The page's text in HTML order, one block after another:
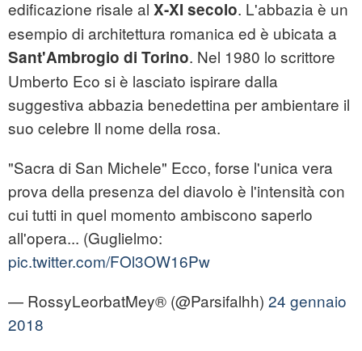
edificazione risale al X-XI secolo. L'abbazia è un
esempio di architettura romanica ed è ubicata a
Sant'Ambrogio di Torino. Nel 1980 lo scrittore
Umberto Eco si è lasciato ispirare dalla
suggestiva abbazia benedettina per ambientare il
suo celebre Il nome della rosa.
"Sacra di San Michele" Ecco, forse l'unica vera
prova della presenza del diavolo è l'intensità con
cui tutti in quel momento ambiscono saperlo
all'opera... (Guglielmo:
pic.twitter.com/FOl3OW16Pw
— RossyLeorbatMey® (@Parsifalhh) 24 gennaio
2018